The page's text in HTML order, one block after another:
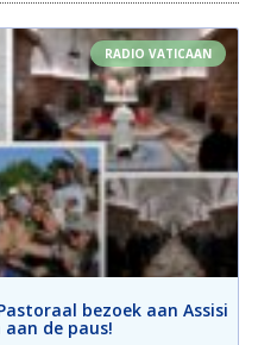
RADIO VATICAAN
bezoek aan Assisi
aan de paus!